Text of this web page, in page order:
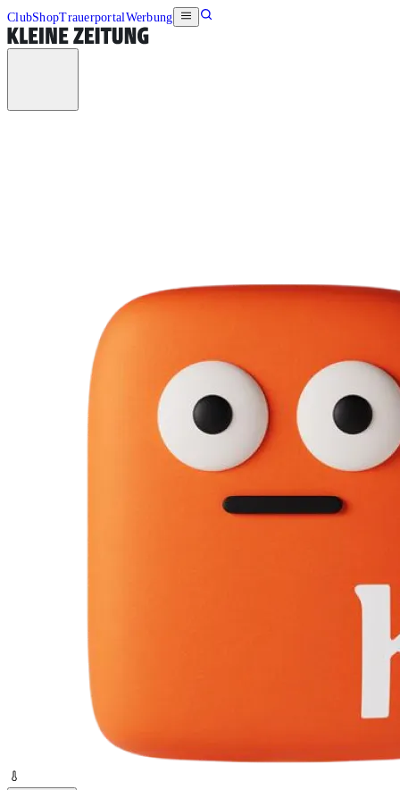
ClubShopTrauerportalWerbung